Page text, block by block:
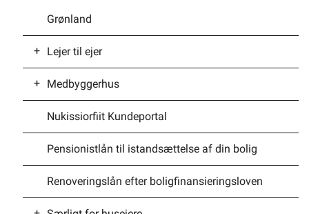
Grønland
Lejer til ejer
Ejerforeninger – Generelt om
Lejer til ejer ordningen
Medbyggerhus
Medbyggerhuse
Nukissiorfiit Kundeportal
Pensionistlån til istandsættelse af din bolig
Renoveringslån efter boligfinansieringsloven